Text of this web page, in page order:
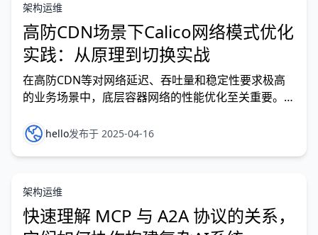
架构运维
高防CDN场景下Calico网络模式优化
实践：从原理到切换实战
在高防CDN等对网络延迟、吞吐量和稳定性要求极高
的业务场景中，底层容器网络的性能优化至关重要。
的 IPIP 封装模式虽能实现跨节点通信，但封装带来的
CPU 开销和 MTU 限制可能影响高敏感业务的网络效
hello发布于 2025-04-16
架构运维
快速理解 MCP 与 A2A 协议的关系，